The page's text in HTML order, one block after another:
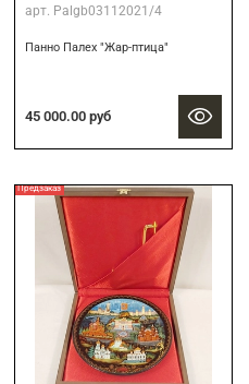
арт. Palgb03112021/4
Панно Палех "Жар-птица"
45 000.00 руб
Предзаказ